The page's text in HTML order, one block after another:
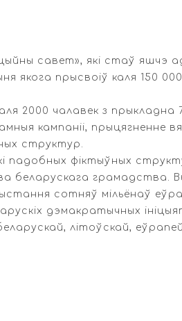
савет», які стаў яшчэ
прысвоіў каля 150
2000 чалавек з прыкладна 7
кампаніі, прыцягненне
структур.
фіктыўных
беларускага грамадства.
сотняў мільёнаў
дэмакратычных
літоўскай,